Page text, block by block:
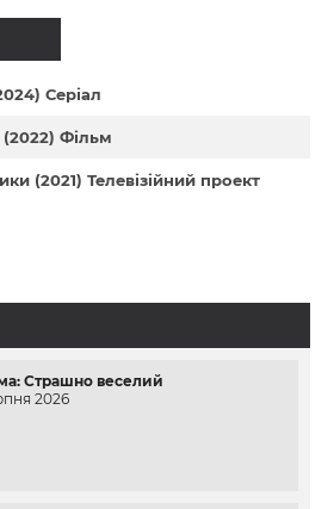
Серіал
Фільм
(2021) Телевізійний проект
Страшно веселий
2026